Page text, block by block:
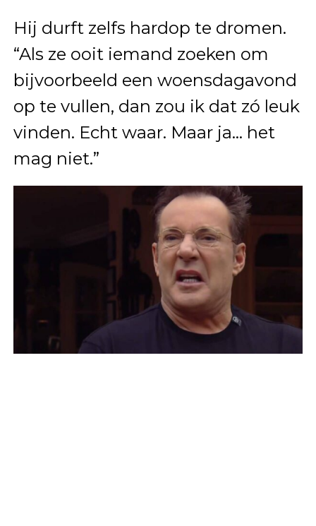
Hij durft zelfs hardop te dromen.
“Als ze ooit iemand zoeken om
bijvoorbeeld een woensdagavond
op te vullen, dan zou ik dat zó leuk
vinden. Echt waar. Maar ja… het
mag niet.”